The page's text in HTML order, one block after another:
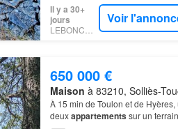
Il y a 30+
jours
Voir
650 000 €
Maison à 83210, Solliès-
À 15 min de Toulon et de
deuxappartements sur un